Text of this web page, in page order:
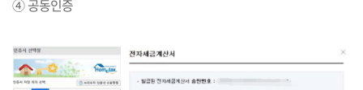
④ 공동인증